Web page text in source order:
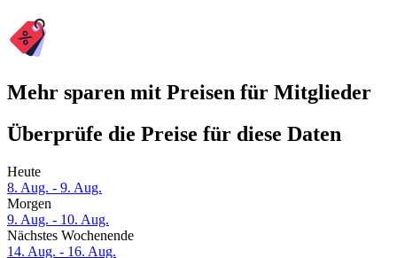
Mehr sparen mit Preisen für Mitglieder
Überprüfe die Preise für diese Daten
Heute
8. Aug. - 9. Aug.
Morgen
9. Aug. - 10. Aug.
Nächstes Wochenende
14. Aug. - 16. Aug.